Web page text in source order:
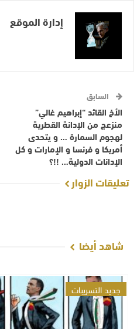
إدارة الموقع
السابق
الأخ القائد “إبراهيم غالي”
منزعج من الإدانة القطرية
لهجوم السمارة … و يتحدى
أمريكا و فرنسا و الإمارات و كل
الإدانات الدولية… !!؟
تعليقات الزوار
شاهد أيضا
جديد التسريبات